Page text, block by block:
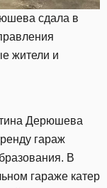
сдала в
жители и
Дерюшева
гараж
В
гараже катер